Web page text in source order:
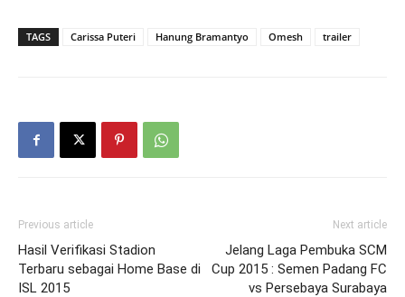
TAGS Carissa Puteri Hanung Bramantyo Omesh trailer
Previous article
Hasil Verifikasi Stadion
Terbaru sebagai Home Base di
ISL 2015
Next article
Jelang Laga Pembuka SCM
Cup 2015 : Semen Padang FC
vs Persebaya Surabaya